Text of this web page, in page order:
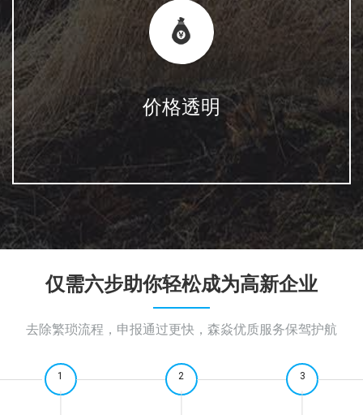
价格透明
仅需六步助你轻松成为高新企业
去除繁琐流程，申报通过更快，森焱优质服务保驾护航
1 2 3